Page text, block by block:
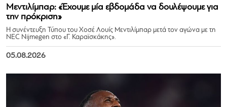
Μεντιλίμπαρ: «Έχουμε μία εβδομάδα να δουλέψουμε για
την πρόκριση»
Η συνέντευξη Τύπου του Χοσέ Λουίς Μεντιλίμπαρ μετά τον αγώνα με τη
NEC Nijmegen στο «Γ. Καραϊσκάκης».
05.08.2026